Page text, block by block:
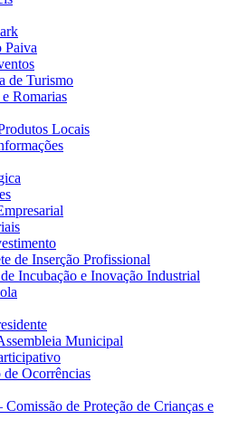
Paiva
de Turismo
e Romarias
Locais
de Inserção Profissional
Incubação e Inovação Industrial
Municipal
Ocorrências
Comissão de Proteção de Crianças e